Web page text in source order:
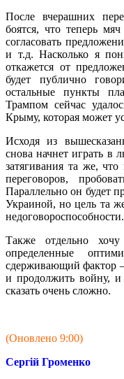
После вчерашних
боятся, что теперь
согласовать
и т.д. Насколько я
откажется от
будет публично
остальные пункты
Трампом сейчас
Крыму, которая может
Исходя из
снова начнет играть в
затягивания та же,
переговоров,
Параллельно он будет
Украиной, но цель та
недоговороспособности.
Также отдельно
определенные
сдерживающий фактор
и продолжить войну, и
сказать очень сложно.
(Оновлено 9:00)
Сергій Громенко